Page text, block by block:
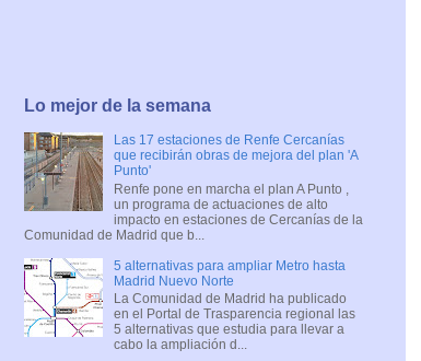
Lo mejor de la semana
Las 17 estaciones de Renfe Cercanías
que recibirán obras de mejora del plan 'A
Punto'
Renfe pone en marcha el plan A Punto ,
un programa de actuaciones de alto
impacto en estaciones de Cercanías de la
Comunidad de Madrid que b...
5 alternativas para ampliar Metro hasta
Madrid Nuevo Norte
La Comunidad de Madrid ha publicado
en el Portal de Trasparencia regional las
5 alternativas que estudia para llevar a
cabo la ampliación d...